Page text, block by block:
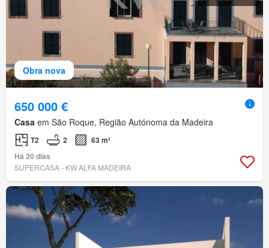
Obra nova
650 000 €
Casa em São Roque, Região Autónoma da Madeira
T2 2
63 m²
Há 20 dias
SUPERCASA - KW ALFA MADEIRA